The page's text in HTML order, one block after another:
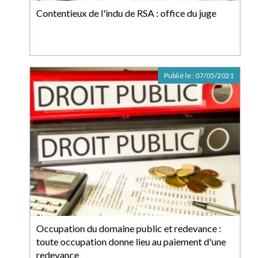
Contentieux de l'indu de RSA : office du juge
Occupation du domaine public et redevance :
toute occupation donne lieu au paiement d'une
redevance
Publié le : 07/05/2021